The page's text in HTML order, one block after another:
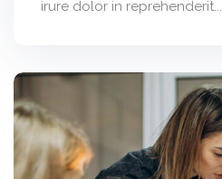
irure dolor in reprehenderit...